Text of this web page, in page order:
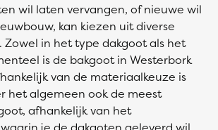
wil laten vervangen, of nieuwe wil
kan kiezen uit diverse
Zowel in het type dakgoot als het
is de bakgoot in Westerbork
van de materiaalkeuze is
het algemeen ook de meest
afhankelijk van het
je de dakgoten geleverd wil